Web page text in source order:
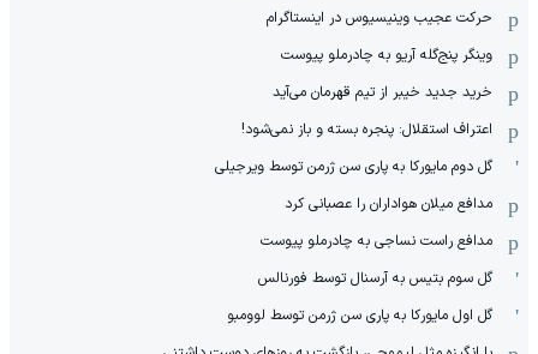
حرکت عجیب وینیسیوس در اینستاگرام
وینگر پنج‌گله آریو به چادرملو پیوست
خرید جدید خیبر از تیم قهرمان می‌آید
اعتراف استقلال: پنجره بسته و باز نمی‌شود!
گل دوم مایورکا به پاری سن ژرمن توسط ویرجیلی
مدافع میلان هواداران را عصبانی کرد
مدافع راست نساجی به چادرملو پیوست
گل سوم بتیس به آرسنال توسط فورنالس
گل اول مایورکا به پاری سن ژرمن توسط لوومبو